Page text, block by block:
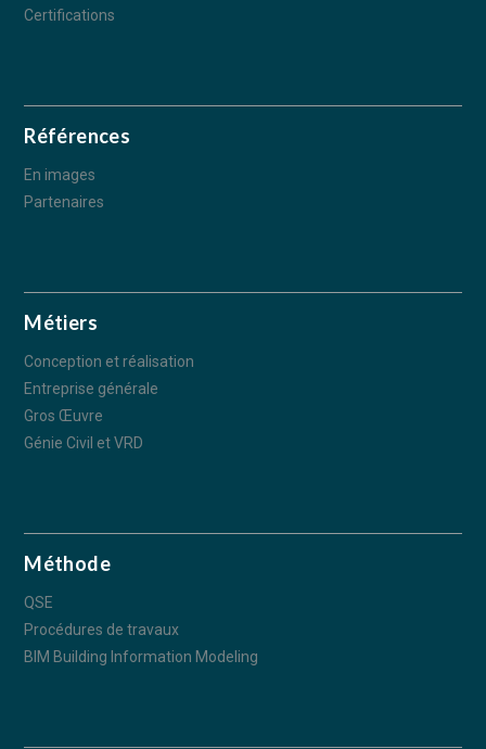
Certifications
Références
En images
Partenaires
Métiers
Conception et réalisation
Entreprise générale
Gros Œuvre
Génie Civil et VRD
Méthode
QSE
Procédures de travaux
BIM Building Information Modeling